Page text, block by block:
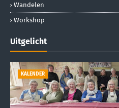
Wandelen
Workshop
Uitgelicht
KALENDER